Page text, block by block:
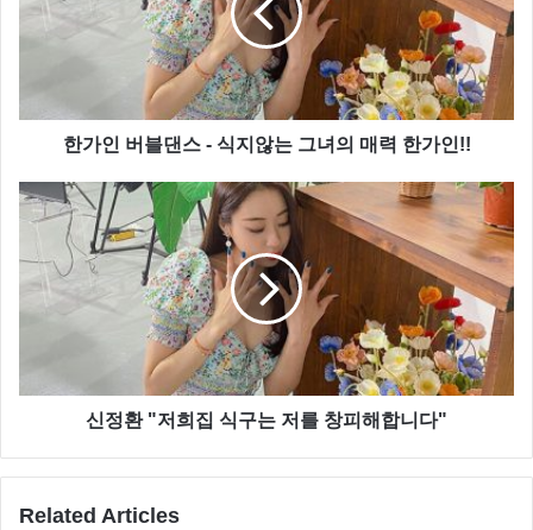
한가인 버블댄스 - 식지않는 그녀의 매력 한가인!!
신정환 "저희집 식구는 저를 창피해합니다"
Related Articles